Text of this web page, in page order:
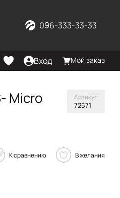
096-333-33-33
Вход Мой заказ
Micro
Артикул
72571
К сравнению В желания